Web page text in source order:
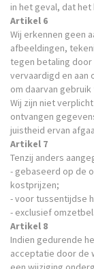
in het geval, dat
Artikel 6
Wij erkennen geen
afbeeldingen,
tegen betaling
vervaardigd en
om daarvan
Wij zijn niet
ontvangen
juistheid ervan
Artikel 7
Tenzij anders
- gebaseerd op de
kostprijzen;
- voor tussentijdse
- exclusief
Artikel 8
Indien gedurende
acceptatie door de